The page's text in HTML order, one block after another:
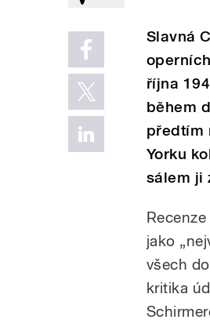
Slavná
října
během
předtím
Yorku
sálem ji
jako
všech
kritika